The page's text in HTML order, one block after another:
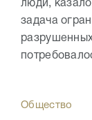
люди,
задача
Общество